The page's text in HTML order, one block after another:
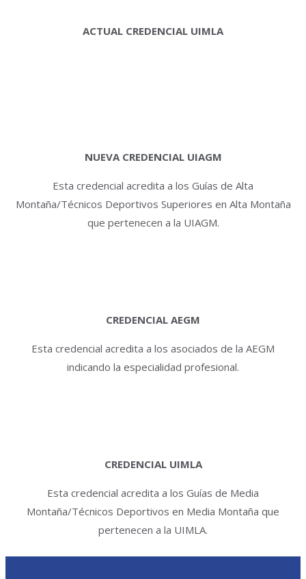
ACTUAL CREDENCIAL UIMLA
NUEVA CREDENCIAL UIAGM
Esta credencial acredita a los Guías de Alta
Montaña/Técnicos Deportivos Superiores en Alta Montaña
que pertenecen a la UIAGM.
CREDENCIAL AEGM
Esta credencial acredita a los asociados de la AEGM
indicando la especialidad profesional.
CREDENCIAL UIMLA
Esta credencial acredita a los Guías de Media
Montaña/Técnicos Deportivos en Media Montaña que
pertenecen a la UIMLA.